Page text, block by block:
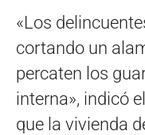
«Los
cortando un
percaten los
interna», indicó
que la vivienda